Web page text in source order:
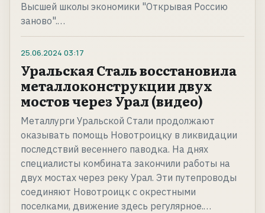
Высшей школы экономики "Открывая Россию
заново".…
25.06.2024 03:17
Уральская Сталь восстановила
металлоконструкции двух
мостов через Урал (видео)
Металлурги Уральской Стали продолжают
оказывать помощь Новотроицку в ликвидации
последствий весеннего паводка. На днях
специалисты комбината закончили работы на
двух мостах через реку Урал. Эти путепроводы
соединяют Новотроицк с окрестными
поселками, движение здесь регулярное.…